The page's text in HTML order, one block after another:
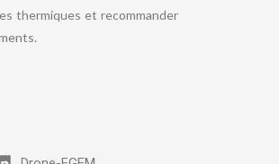
thermiques et recommander